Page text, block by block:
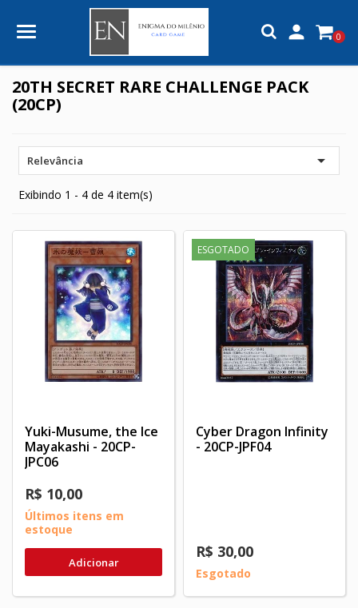
 0
20TH SECRET RARE CHALLENGE PACK
(20CP)
Relevância 
Exibindo 1 - 4 de 4 item(s)
Yuki-Musume, the Ice
Mayakashi - 20CP-
JPC06
R$ 10,00
Últimos itens em
estoque
Adicionar
ESGOTADO
Cyber Dragon Infinity
- 20CP-JPF04
R$ 30,00
Esgotado